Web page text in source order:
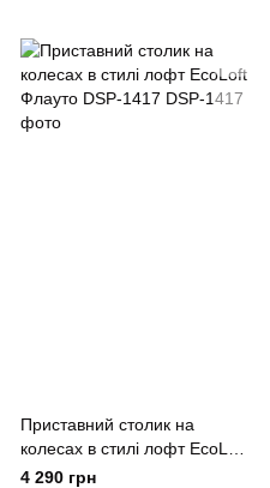
Приставний столик на
колесах в стилі лофт EcoLoft
Флауто DSP-1417
4 290 грн